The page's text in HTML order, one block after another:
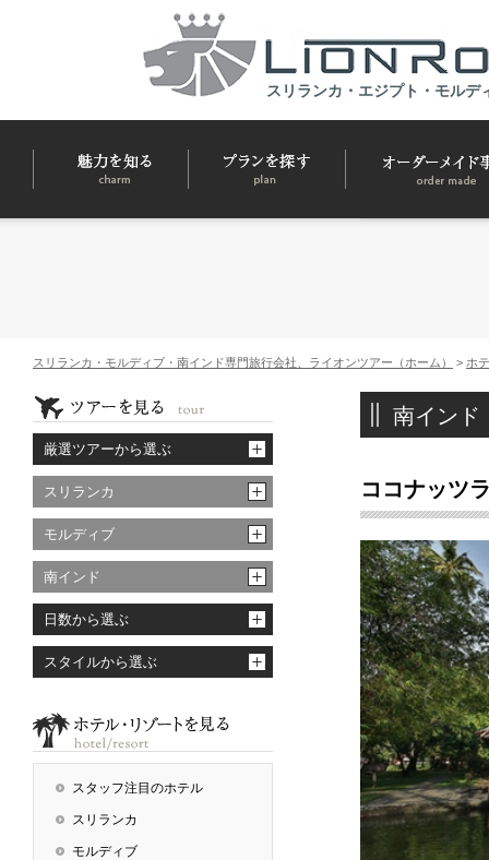
スリランカ・エジプト・モル
スリランカ・モルディブ・南インド専門旅行会社、ライオンツアー（ホーム） > ホ
南インド
ココナッツ
厳選ツアーから選ぶ
スリランカ
モルディブ
南インド
日数から選ぶ
スタイルから選ぶ
スタッフ注目のホテル
スリランカ
モルディブ